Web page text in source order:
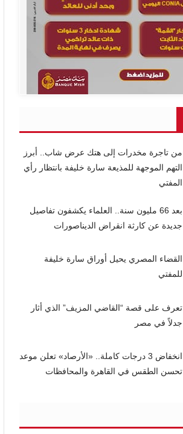
من تاجرة مخدرات إلى هتك عرض شاب.. أبرز
التهم الموجهة للمذيعة سارة خليفة بانتظار رأي
المفتي
بعد 66 مليون سنة.. العلماء يكشفون تفاصيل
جديدة عن كارثة انقراض الديناصورات
القضاء المصري يحيل أوراق سارة خليفة
للمفتي
تعرف على قصة “القاضي المزيف” الذي أثار
جدلاً في مصر
انخفاض 3 درجات كاملة.. «الأرصاد» تعلن موعد
تحسن الطقس في القاهرة والمحافظات